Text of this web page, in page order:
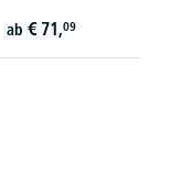
ab € 71,09